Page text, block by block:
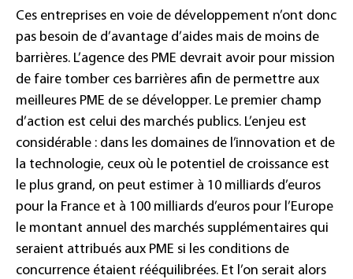
Ces entreprises en voie de développement n’ont donc
pas besoin de d’avantage d’aides mais de moins de
barrières. L’agence des PME devrait avoir pour mission
de faire tomber ces barrières afin de permettre aux
meilleures PME de se développer. Le premier champ
d’action est celui des marchés publics. L’enjeu est
considérable : dans les domaines de l’innovation et de
la technologie, ceux où le potentiel de croissance est
le plus grand, on peut estimer à 10 milliards d’euros
pour la France et à 100 milliards d’euros pour l’Europe
le montant annuel des marchés supplémentaires qui
seraient attribués aux PME si les conditions de
concurrence étaient rééquilibrées. Et l’on serait alors